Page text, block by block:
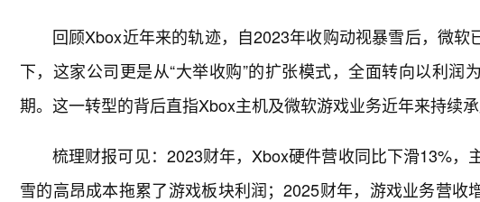
回顾Xbox近年来的轨迹，自2023年收购动视暴雪后，微
下，这家公司更是从“大举收购”的扩张模式，全面转向以利润
期。这一转型的背后直指Xbox主机及微软游戏业务近年来持续承
梳理财报可见：2023财年，Xbox硬件营收同比下滑13%
雪的高昂成本拖累了游戏板块利润；2025财年，游戏业务营收